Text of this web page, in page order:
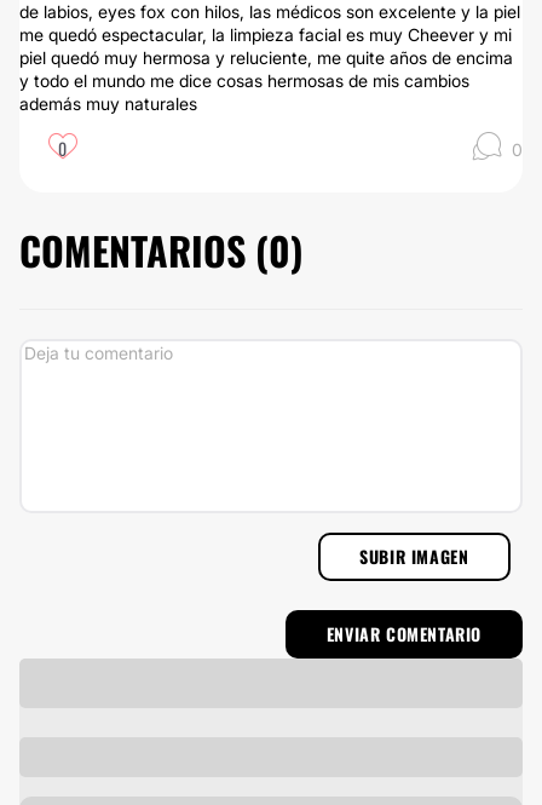
de labios, eyes fox con hilos, las médicos son excelente y la piel
me quedó espectacular, la limpieza facial es muy Cheever y mi
piel quedó muy hermosa y reluciente, me quite años de encima
y todo el mundo me dice cosas hermosas de mis cambios
además muy naturales
0 0
COMENTARIOS (0)
SUBIR IMAGEN